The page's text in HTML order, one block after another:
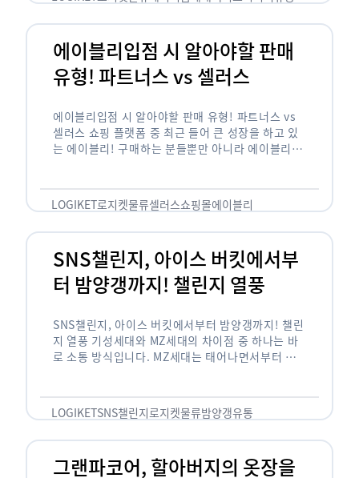
에이블리입점 시 알아야할 판매
유형! 파트너스 vs 셀러스
에이블리입점 시 알아야할 판매 유형! 파트너스 vs
셀러스 쇼핑 플랫폼 중 최근 들어 큰 성장을 하고 있
는 에이블리! 구매하는 분들뿐만 아니라 에이블리에
LOGIKET로지켓물류셀러스쇼핑몰에이블리
SNS챌린지, 아이스 버킷에서부
터 밤양갱까지! 챌린지 열풍
SNS챌린지, 아이스 버킷에서부터 밤양갱까지! 챌린
지 열풍 기성세대와 MZ세대의 차이점 중 하나는 바
로 소통 방식입니다. MZ세대는 태어나면서부터 디
도 능숙한 …
LOGIKETSNS챌린지로지켓물류밤양갱유통
그랜파코어, 할아버지의 옷장을